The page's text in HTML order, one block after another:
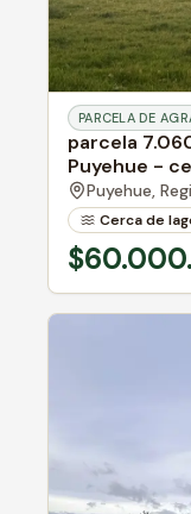
PARCELA DE
parcela
Puyehue -
Puyehue,
Cerca de